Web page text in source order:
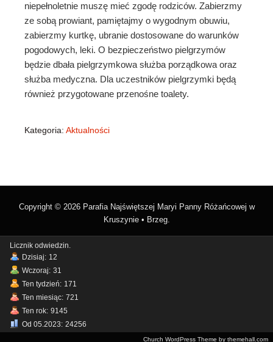
niepełnoletnie muszę mieć zgodę rodziców. Zabierzmy
ze sobą prowiant, pamiętajmy o wygodnym obuwiu,
zabierzmy kurtkę, ubranie dostosowane do warunków
pogodowych, leki. O bezpieczeństwo pielgrzymów
będzie dbała pielgrzymkowa służba porządkowa oraz
służba medyczna. Dla uczestników pielgrzymki będą
również przygotowane przenośne toalety.
Kategoria: Aktualności
Copyright © 2026 Parafia Najświętszej Maryi Panny Różańcowej w
Kruszynie • Brzeg.
Church WordPress Theme by themehall.com
Licznik odwiedzin.
Dzisiaj: 12
Wczoraj: 31
Ten tydzień: 171
Ten miesiąc: 721
Ten rok: 9145
Od 05.2023: 24256